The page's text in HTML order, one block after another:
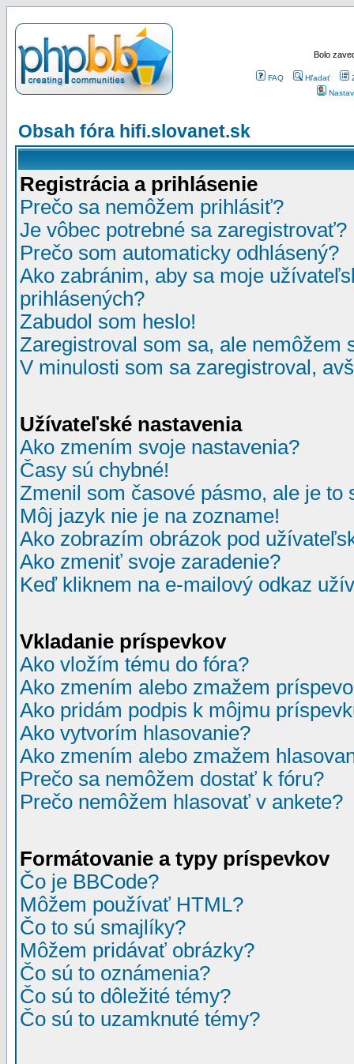
Bolo
FAQ Hľadať
Obsah fóra hifi.slovanet.sk
Registrácia a prihlásenie
Prečo sa nemôžem prihlásiť?
Je vôbec potrebné sa zaregistrovať?
Prečo som automaticky odhlásený?
Ako zabránim, aby sa moje
prihlásených?
Zabudol som heslo!
Zaregistroval som sa, ale nemôžem
V minulosti som sa zaregistroval,
Užívateľské nastavenia
Ako zmením svoje nastavenia?
Časy sú chybné!
Zmenil som časové pásmo, ale je to
Môj jazyk nie je na zozname!
Ako zobrazím obrázok pod
Ako zmeniť svoje zaradenie?
Keď kliknem na e-mailový odkaz
Vkladanie príspevkov
Ako vložím tému do fóra?
Ako zmením alebo zmažem
Ako pridám podpis k môjmu
Ako vytvorím hlasovanie?
Ako zmením alebo zmažem
Prečo sa nemôžem dostať k fóru?
Prečo nemôžem hlasovať v ankete?
Formátovanie a typy príspevkov
Čo je BBCode?
Môžem používať HTML?
Čo to sú smajlíky?
Môžem pridávať obrázky?
Čo sú to oznámenia?
Čo sú to dôležité témy?
Čo sú to uzamknuté témy?